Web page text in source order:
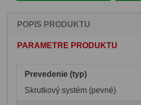
POPIS PRODUKTU
PARAMETRE PRODUKTU
Prevedenie (typ)
Skrutkový systém (pevné)